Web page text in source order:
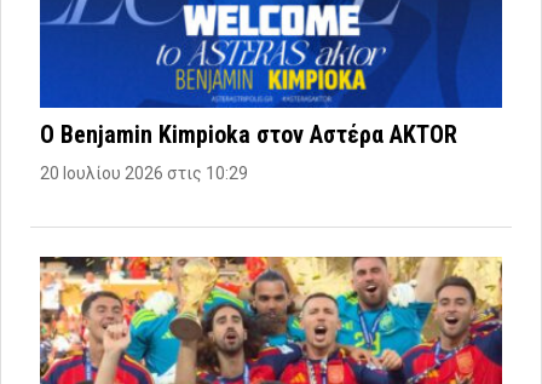
Ο Benjamin Kimpioka στον Αστέρα AKTOR
20 Ιουλίου 2026 στις 10:29